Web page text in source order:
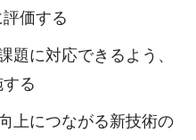
価する
題に対応できるよう、
る
上につながる新技術の